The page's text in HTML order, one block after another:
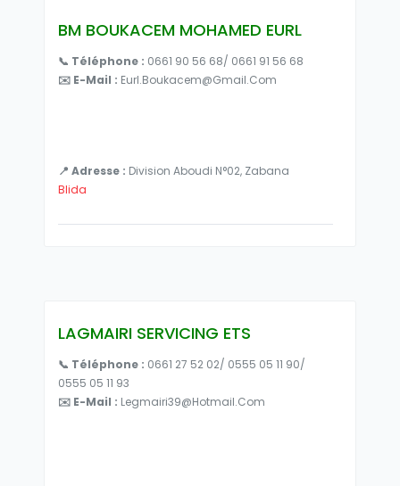
BM BOUKACEM MOHAMED EURL
📞 Téléphone : 0661 90 56 68/ 0661 91 56 68
✉️ E-Mail : Eurl.boukacem@gmail.com
📍 Adresse : Division Aboudi N°02, Zabana
Blida
LAGMAIRI SERVICING ETS
📞 Téléphone : 0661 27 52 02/ 0555 05 11 90/
0555 05 11 93
✉️ E-Mail : Legmairi39@hotmail.com